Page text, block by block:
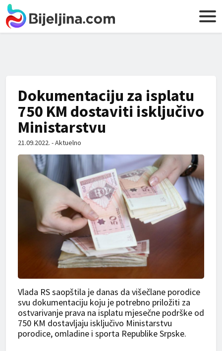
Dokumentaciju za isplatu
750 KM dostaviti isključivo
Ministarstvu
21.09.2022. - Aktuelno
Vlada RS saopštila je danas da višečlane porodice
svu dokumentaciju koju je potrebno priložiti za
ostvarivanje prava na isplatu mjesečne podrške od
750 KM dostavljaju isključivo Ministarstvu
porodice, omladine i sporta Republike Srpske.